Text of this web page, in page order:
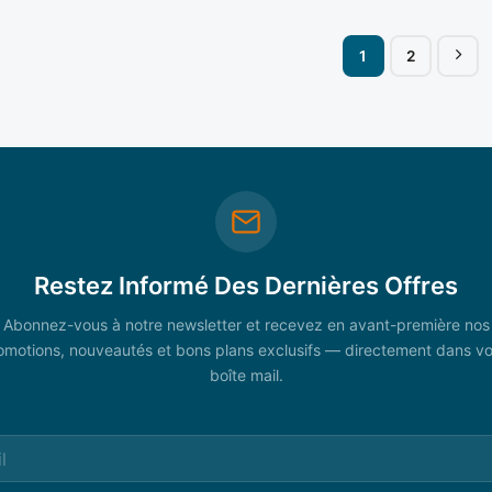
1 2
Restez Informé Des Dernières Offres
Abonnez-vous à notre newsletter et recevez en avant-première nos
nouveautés et bons plans exclusifs — directement dans
boîte mail.